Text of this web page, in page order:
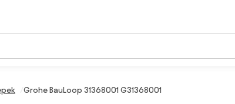
Grohe BauLoop 31368001 G31368001